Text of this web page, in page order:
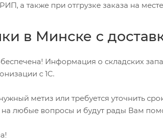
а также при отгрузке заказа на
в Минске с
Информация о складских
с 1С.
метиз или требуется уточнить
на любые вопросы и будут рады Вам